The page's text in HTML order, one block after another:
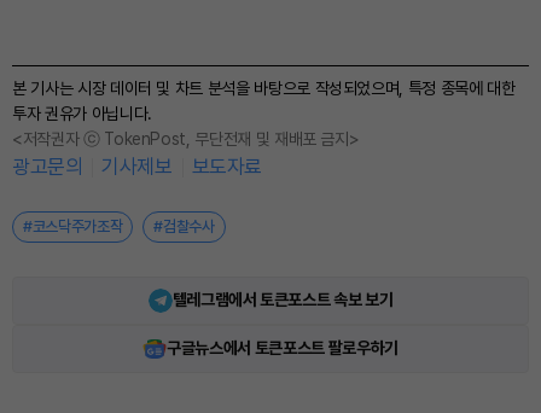
본 기사는 시장 데이터 및 차트 분석을 바탕으로 작성되었으며, 특정 종목에 대한
투자 권유가 아닙니다.
<저작권자 ⓒ TokenPost, 무단전재 및 재배포 금지>
광고문의 기사제보 보도자료
#코스닥주가조작 #검찰수사
텔레그램에서 토큰포스트 속보 보기
구글뉴스에서 토큰포스트 팔로우하기